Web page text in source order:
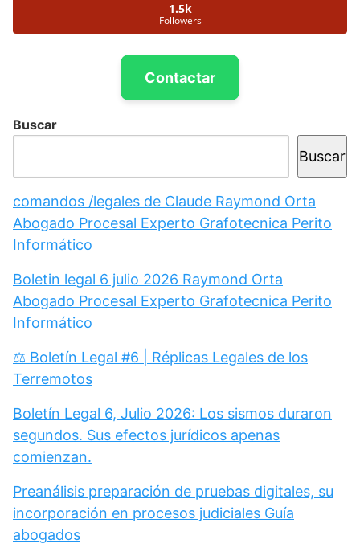
1.5k
Followers
Contactar
Buscar
Buscar
comandos /legales de Claude Raymond Orta
Abogado Procesal Experto Grafotecnica Perito
Informático
Boletin legal 6 julio 2026 Raymond Orta
Abogado Procesal Experto Grafotecnica Perito
Informático
⚖️ Boletín Legal #6 | Réplicas Legales de los
Terremotos
Boletín Legal 6, Julio 2026: Los sismos duraron
segundos. Sus efectos jurídicos apenas
comienzan.
Preanálisis preparación de pruebas digitales, su
incorporación en procesos judiciales Guía
abogados